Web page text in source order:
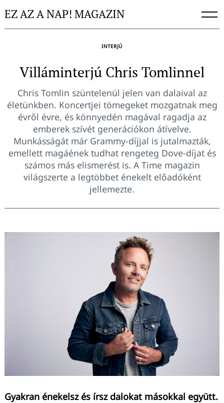
toEZ AZ A NAP! MAGAZIN
INTERJÚ
Villáminterjú Chris Tomlinnel
Chris Tomlin szüntelenül jelen van dalaival az
életünkben. Koncertjei tömegeket mozgatnak meg
évről évre, és könnyedén magával ragadja az
emberek szívét generációkon átívelve.
Munkásságát már Grammy-díjjal is jutalmazták,
emellett magáének tudhat rengeteg Dove-díjat és
számos más elismerést is. A Time magazin
világszerte a legtöbbet énekelt előadóként
jellemezte.
Gyakran énekelsz és írsz dalokat másokkal együtt.